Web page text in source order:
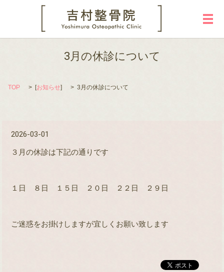
メ
3月の休診について
TOP [お知らせ] 3月の休診について
2026-03-01
３月の休診は下記の通りです
１日 ８日 １５日 ２０日 ２２日 ２９日
ご迷惑をお掛けしますが宜しくお願い致します